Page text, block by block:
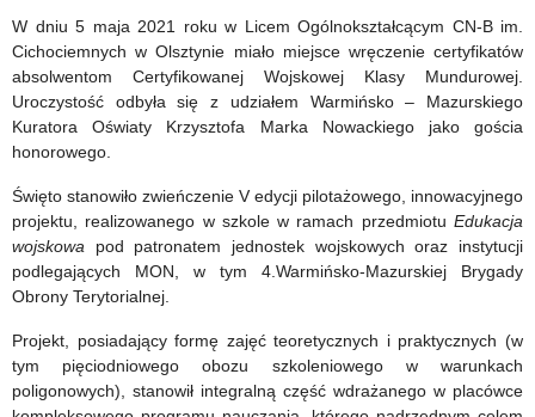
W dniu 5 maja 2021 roku w Licem Ogólnokształcącym CN-B im.
Cichociemnych w Olsztynie miało miejsce wręczenie certyfikatów
absolwentom Certyfikowanej Wojskowej Klasy Mundurowej.
Uroczystość odbyła się z udziałem Warmińsko – Mazurskiego
Kuratora Oświaty Krzysztofa Marka Nowackiego jako gościa
honorowego.
Święto stanowiło zwieńczenie V edycji pilotażowego, innowacyjnego
projektu, realizowanego w szkole w ramach przedmiotu Edukacja
wojskowa pod patronatem jednostek wojskowych oraz instytucji
podlegających MON, w tym 4.Warmińsko-Mazurskiej Brygady
Obrony Terytorialnej.
Projekt, posiadający formę zajęć teoretycznych i praktycznych (w
tym pięciodniowego obozu szkoleniowego w warunkach
poligonowych), stanowił integralną część wdrażanego w placówce
Dzieci
i
Młodzieży
r.
–
zmiana
terminu
składania
wniosku